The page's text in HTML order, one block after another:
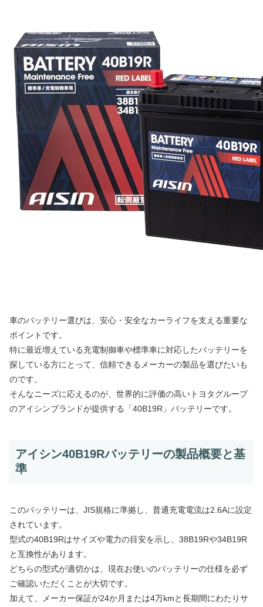
車のバッテリー選びは、安心・安全なカーライフを支える重要な
ポイントです。
特に最近増えている充電制御車や標準車に対応したバッテリーを
探している方にとって、信頼できるメーカーの製品を選びたいも
のです。
そんなニーズに応えるのが、世界的に評価の高いトヨタグループ
のアイシンブランドが提供する「40B19R」バッテリーです。
アイシン40B19Rバッテリーの製品概要と基
準
このバッテリーは、JIS規格に準拠し、普通充電電流は2.6Aに設定
されています。
型式の40B19Rはサイズや電力の目安を示し、38B19Rや34B19R
と互換性があります。
どちらの型式が適切かは、現在お使いのバッテリーの仕様を必ず
ご確認いただくことが大切です。
加えて、メーカー保証が24か月または4万kmと長期間にわたりサ